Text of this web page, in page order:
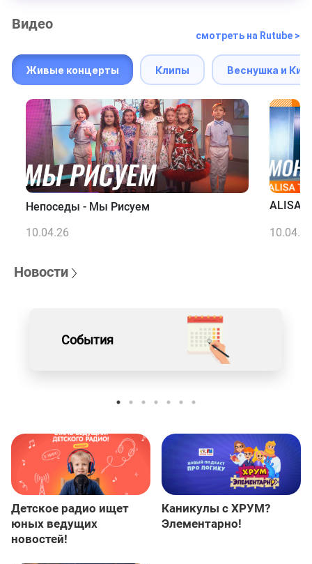
Видео
смотреть на Rutube >
Живые концерты Клипы Веснушка и
Непоседы - Мы Рисуем
10.04.26
ALISA
10.04.26
Новости
События
Детское радио ищет
юных ведущих
новостей!
Каникулы с ХРУМ?
Элементарно!